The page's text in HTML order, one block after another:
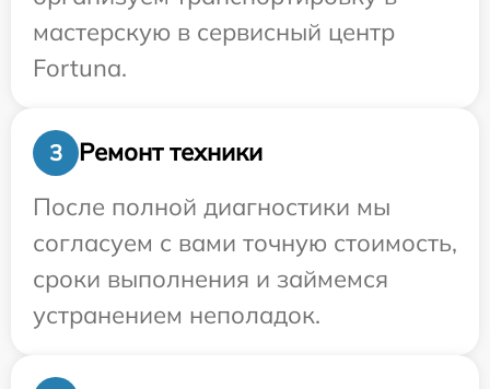
мастерскую в сервисный центр
Fortuna.
3
Ремонт техники
После полной диагностики мы
согласуем с вами точную стоимость,
сроки выполнения и займемся
устранением неполадок.